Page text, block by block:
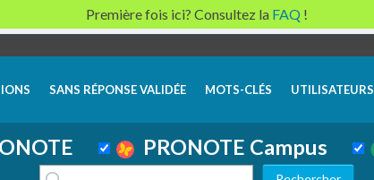
SANS RÉPONSE VALIDÉE MOTS-CLÉS UTILISATEURS
PRONOTE Campus
Première fois ici? Consultez la FAQ !